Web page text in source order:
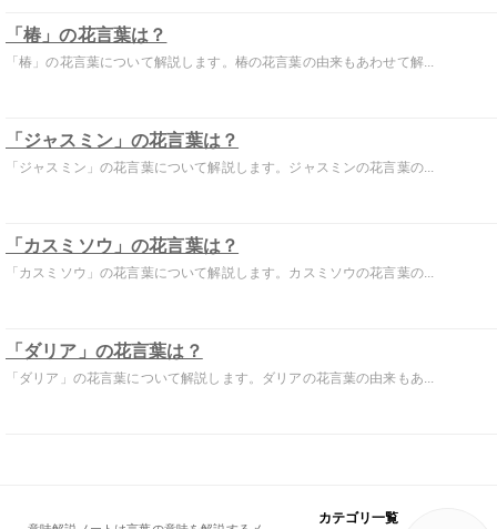
「椿」の花言葉は？
「椿」の花言葉について解説します。椿の花言葉の由来もあわせて解...
「ジャスミン」の花言葉は？
「ジャスミン」の花言葉について解説します。ジャスミンの花言葉の...
「カスミソウ」の花言葉は？
「カスミソウ」の花言葉について解説します。カスミソウの花言葉の...
「ダリア」の花言葉は？
「ダリア」の花言葉について解説します。ダリアの花言葉の由来もあ...
カテゴリ一覧